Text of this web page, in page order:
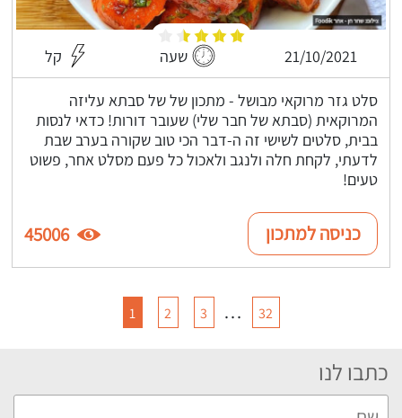
21/10/2021 שעה קל
סלט גזר מרוקאי מבושל - מתכון של של סבתא עליזה
המרוקאית (סבתא של חבר שלי) שעובר דורות! כדאי לנסות
בבית, סלטים לשישי זה ה-דבר הכי טוב שקורה בערב שבת
לדעתי, לקחת חלה ולנגב ולאכול כל פעם מסלט אחר, פשוט
טעים!
כניסה למתכון 45006
1 2 3 … 32
כתבו לנו